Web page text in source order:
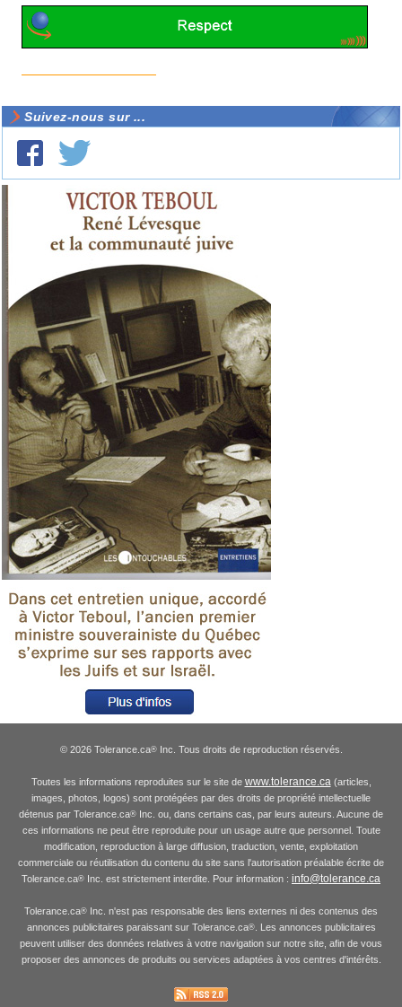
Suivez-nous sur ...
© 2026 Tolerance.ca®Inc. Tous droits de reproduction réservés.
Toutes les informations reproduites sur le site de www.tolerance.ca (articles,
images, photos, logos) sont protégées par des droits de propriété intellectuelle
détenus par Tolerance.ca® Inc. ou, dans certains cas, par leurs auteurs. Aucune de
ces informations ne peut être reproduite pour un usage autre que personnel. Toute
modification, reproduction à large diffusion, traduction, vente, exploitation
commerciale ou réutilisation du contenu du site sans l'autorisation préalable écrite de
Tolerance.ca® Inc. est strictement interdite. Pour information : info@tolerance.ca
Tolerance.ca® Inc. n'est pas responsable des liens externes ni des contenus des
annonces publicitaires paraissant sur Tolerance.ca®. Les annonces publicitaires
peuvent utiliser des données relatives à votre navigation sur notre site, afin de vous
proposer des annonces de produits ou services adaptées à vos centres d'intérêts.